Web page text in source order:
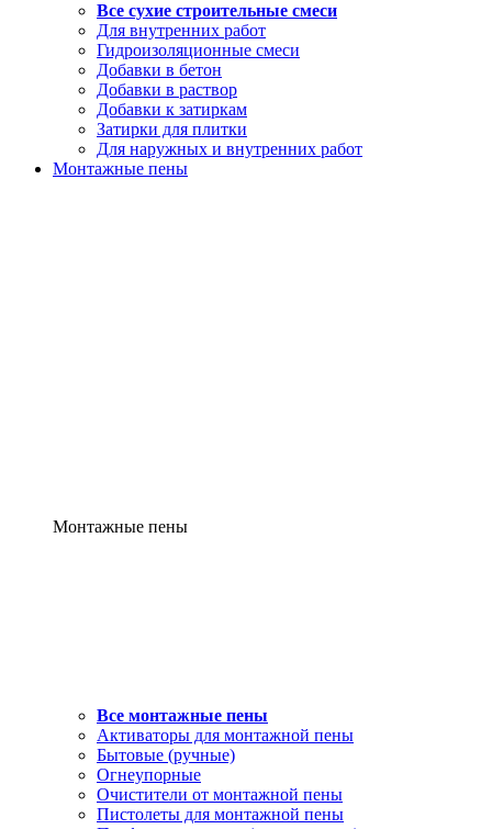
Все сухие строительные смеси
Для внутренних работ
Гидроизоляционные смеси
Добавки в бетон
Добавки в раствор
Добавки к затиркам
Затирки для плитки
Для наружных и внутренних работ
Монтажные пены
Монтажные пены
Все монтажные пены
Активаторы для монтажной пены
Бытовые (ручные)
Огнеупорные
Очистители от монтажной пены
Пистолеты для монтажной пены